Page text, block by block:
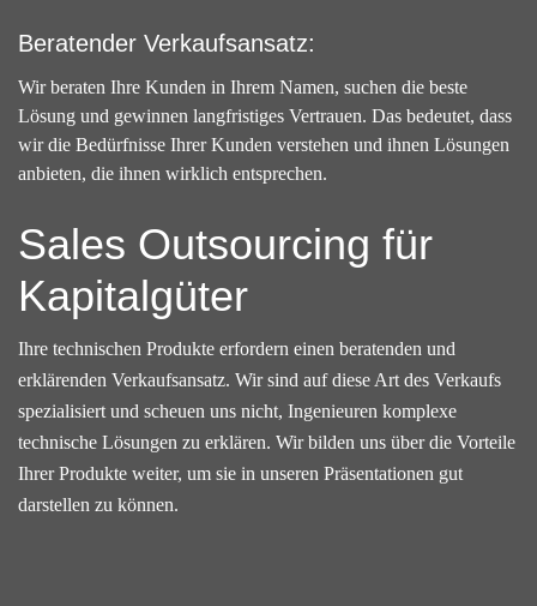
Beratender Verkaufsansatz:
Wir beraten Ihre Kunden in Ihrem Namen, suchen die beste
Lösung und gewinnen langfristiges Vertrauen. Das bedeutet, dass
wir die Bedürfnisse Ihrer Kunden verstehen und ihnen Lösungen
anbieten, die ihnen wirklich entsprechen.
Sales Outsourcing für
Kapitalgüter
Ihre technischen Produkte erfordern einen beratenden und
erklärenden Verkaufsansatz. Wir sind auf diese Art des Verkaufs
spezialisiert und scheuen uns nicht, Ingenieuren komplexe
technische Lösungen zu erklären. Wir bilden uns über die Vorteile
Ihrer Produkte weiter, um sie in unseren Präsentationen gut
darstellen zu können.